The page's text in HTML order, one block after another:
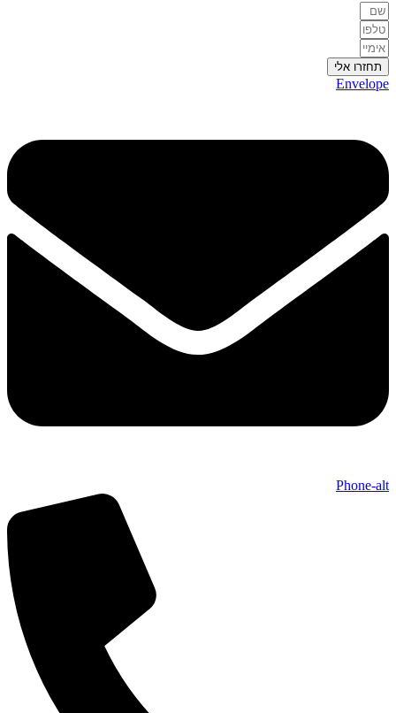
תחזרו אלי
Envelope
Phone-alt